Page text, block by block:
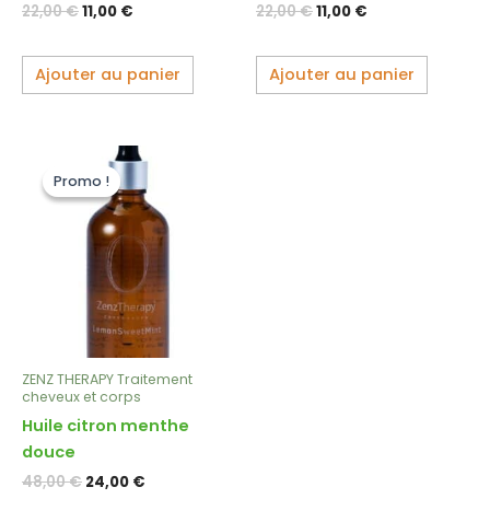
22,00€11,00 €
Ajouter au panier
22,00€11,00 €
Ajouter au panier
Promo !
Promo !
ZENZ THERAPY Traitement
cheveux et corps
Huile citron menthe
douce
48,00€
prix
initial
était :
48,00 €.
24,00 €
actuel
est :
24,00 €.